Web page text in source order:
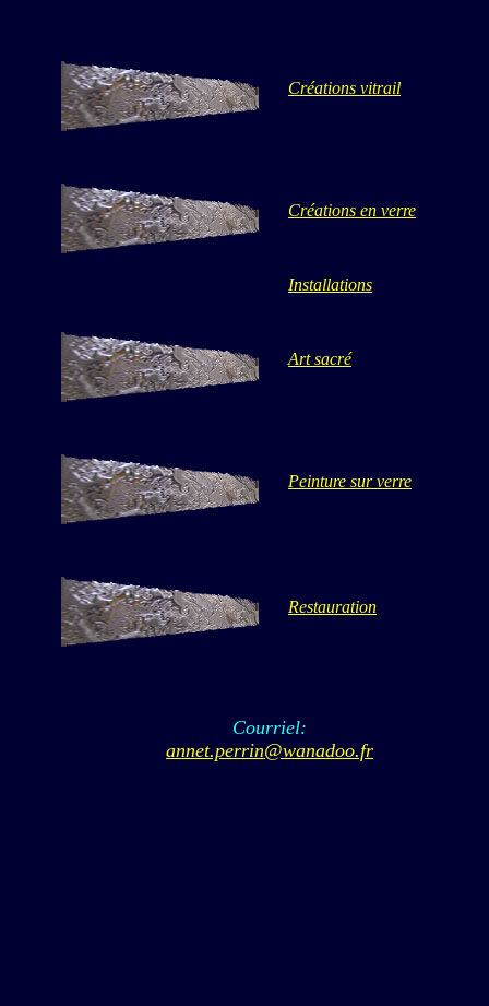
Créations vitrail
Créations en verre
Installations
Art sacré
Peinture sur verre
Restauration
Courriel:
annet.perrin@wanadoo.fr